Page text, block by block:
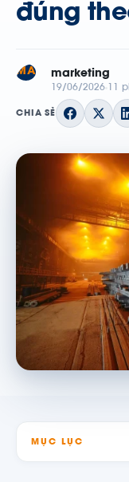
đúng
MA marketing
19/06/2026 11
CHIA SẺ
MỤC LỤC